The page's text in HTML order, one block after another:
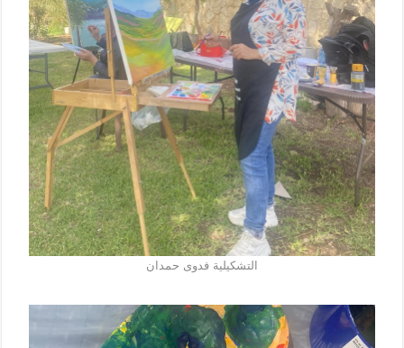
التشكيلية فدوى حمدان